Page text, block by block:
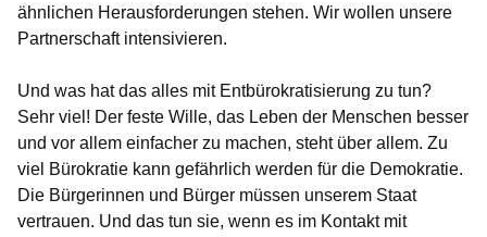
ähnlichen Herausforderungen stehen. Wir wollen unsere
Partnerschaft intensivieren.
Und was hat das alles mit Entbürokratisierung zu tun?
Sehr viel! Der feste Wille, das Leben der Menschen besser
und vor allem einfacher zu machen, steht über allem. Zu
viel Bürokratie kann gefährlich werden für die Demokratie.
Die Bürgerinnen und Bürger müssen unserem Staat
vertrauen. Und das tun sie, wenn es im Kontakt mit